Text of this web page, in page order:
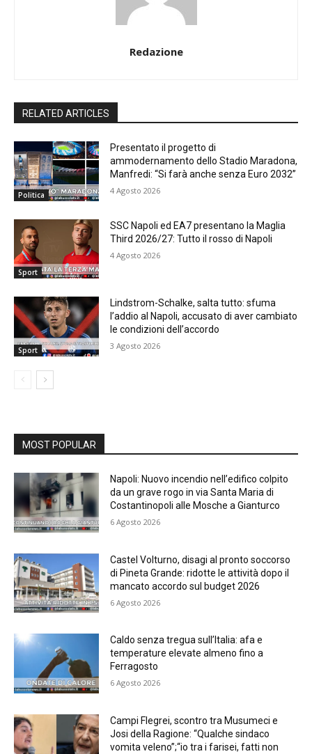
Redazione
RELATED ARTICLES
Politica
Presentato il progetto di
ammodernamento dello Stadio Maradona,
Manfredi: “Si farà anche senza Euro 2032”
4 Agosto 2026
Sport
SSC Napoli ed EA7 presentano la Maglia
Third 2026/27: Tutto il rosso di Napoli
4 Agosto 2026
Sport
Lindstrom-Schalke, salta tutto: sfuma
l’addio al Napoli, accusato di aver cambiato
le condizioni dell’accordo
3 Agosto 2026
MOST POPULAR
Napoli: Nuovo incendio nell’edifico colpito
da un grave rogo in via Santa Maria di
Costantinopoli alle Mosche a Gianturco
6 Agosto 2026
Castel Volturno, disagi al pronto soccorso
di Pineta Grande: ridotte le attività dopo il
mancato accordo sul budget 2026
6 Agosto 2026
Caldo senza tregua sull’Italia: afa e
temperature elevate almeno fino a
Ferragosto
6 Agosto 2026
Campi Flegrei, scontro tra Musumeci e
Josi della Ragione: “Qualche sindaco
vomita veleno”;“io tra i farisei, fatti non